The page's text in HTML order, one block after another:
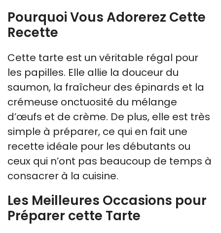
Pourquoi Vous Adorerez Cette
Recette
Cette tarte est un véritable régal pour
les papilles. Elle allie la douceur du
saumon, la fraîcheur des épinards et la
crémeuse onctuosité du mélange
d’œufs et de crème. De plus, elle est très
simple à préparer, ce qui en fait une
recette idéale pour les débutants ou
ceux qui n’ont pas beaucoup de temps à
consacrer à la cuisine.
Les Meilleures Occasions pour
Préparer cette Tarte